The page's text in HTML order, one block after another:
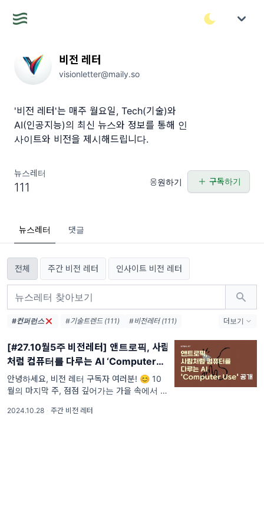
비전 레터
visionletter@maily.so
'비전 레터'는 매주 월요일, Tech(기술)와
AI(인공지능)의 최신 뉴스와 정보를 통해 인
사이트와 비전을 제시해드립니다.
뉴스레터
111 응원하기 구독하기
뉴스레터 댓글
전체 주간 비전 레터 인사이트 비전 레터
#컨퍼런스 #기술트렌드 (111)
#비전레터 (111)
#오픈AI (74)
#AI생태계 (38)
#엔비디아 (36)
#메타 (36)
#AI에이전트 (33)
#AI혁신 (33)
#AI인프라 (32)
#데이터센터 (31)
#디지털전환 (31)
더보기
[#27.10월5주 비전레터] 앤트로픽, 사람
처럼 컴퓨터를 다루는 AI ‘Computer
Use(컴퓨터 유즈)’ 공개
안녕하세요, 비전 레터 구독자 여러분! 😊 10
월의 마지막 주, 점점 깊어가는 가을 속에서 단
가워진 공기가 어느새 겨울이 가까이 다가왔
2024.10.28 · 주간 비전 레터